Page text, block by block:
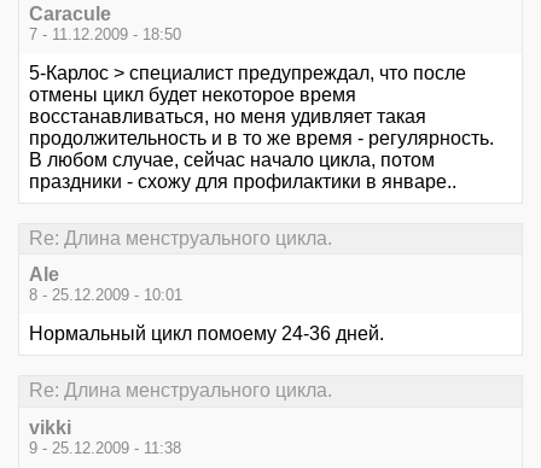
Caracule
7 - 11.12.2009 - 18:50
5-Карлос > специалист предупреждал, что после
отмены цикл будет некоторое время
восстанавливаться, но меня удивляет такая
продолжительность и в то же время - регулярность.
В любом случае, сейчас начало цикла, потом
праздники - схожу для профилактики в январе..
Re: Длина менструального цикла.
Ale
8 - 25.12.2009 - 10:01
Нормальный цикл помоему 24-36 дней.
Re: Длина менструального цикла.
vikki
9 - 25.12.2009 - 11:38